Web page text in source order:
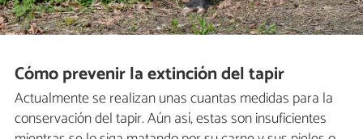
Cómo prevenir la extinción del tapir
Actualmente se realizan unas cuantas medidas para la
conservación del tapir. Aún así, estas son insuficientes